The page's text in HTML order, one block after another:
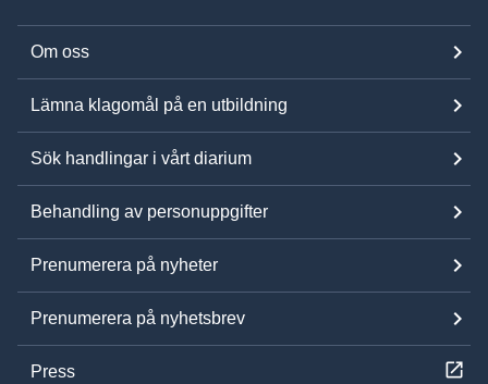
Om oss
Lämna klagomål på en utbildning
Sök handlingar i vårt diarium
Behandling av personuppgifter
Prenumerera på nyheter
Prenumerera på nyhetsbrev
Press